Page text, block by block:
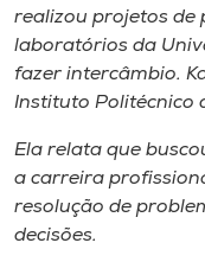
realizou projetos de
laboratórios da
fazer intercâmbio.
Instituto Politécnico
Ela relata que
a carreira
resolução de
decisões.